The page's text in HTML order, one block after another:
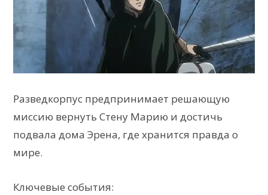
Разведкорпус предпринимает решающую
миссию вернуть Стену Марию и достичь
подвала дома Эрена, где хранится правда о
мире.
Ключевые события: